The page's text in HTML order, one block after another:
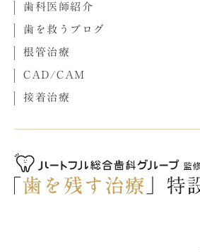
歯科医師紹介
歯を救うブログ
根管治療
CAD/CAM
接着治療